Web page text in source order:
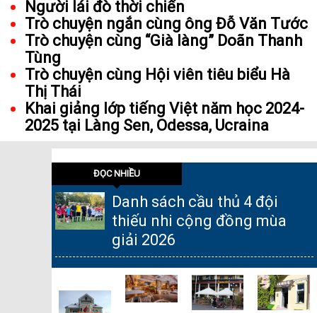
Người lái đò thời chiến
Trò chuyện ngắn cùng ông Đỗ Văn Tước
Trò chuyện cùng “Già làng” Doãn Thanh
Tùng
Trò chuyện cùng Hội viên tiêu biểu Hà
Thị Thái
Khai giảng lớp tiếng Việt năm học 2024-
2025 tại Làng Sen, Odessa, Ucraina
ĐỌC NHIỀU
Danh sách cầu thủ 4 đội
thiếu nhi cộng đồng mùa
giải 2026